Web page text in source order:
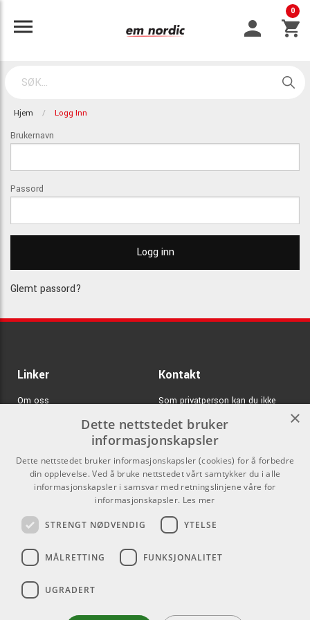
0
Hjem Logg Inn
Brukernavn
Passord
Glemt passord?
Linker
Om oss
GDPR & Cookies
Kontakt
Som privatperson kan du ikke
kjøpe på denne nettsiden, alt salg
skjer gjennom våre forhandlere.
info@emnordic.no
×
Dette nettstedet bruker
informasjonskapsler
Dette nettstedet bruker informasjonskapsler (cookies) for å forbedre
din opplevelse. Ved å bruke nettstedet vårt samtykker du i alle
informasjonskapsler i samsvar med retningslinjene våre for
informasjonskapsler. Les mer
STRENGT NØDVENDIG YTELSE
MÅLRETTING FUNKSJONALITET
UGRADERT